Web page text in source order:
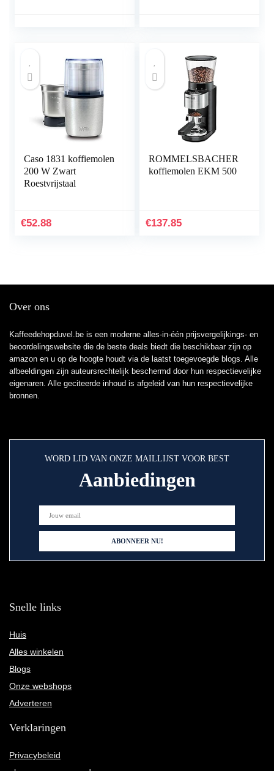
zaden, kruiden,
specerijen
Handleiding
Caso 1831 koffiemolen
200 W Zwart
Roestvrijstaal
€52.88
ROMMELSBACHER
koffiemolen EKM 500
€137.85
Over ons
Kaffeedehopduvel.be is een moderne alles-in-één prijsvergelijkings- en
beoordelingswebsite die de beste deals biedt die beschikbaar zijn op
amazon en u op de hoogte houdt via de laatst toegevoegde blogs. Alle
afbeeldingen zijn auteursrechtelijk beschermd door hun respectievelijke
eigenaren. Alle geciteerde inhoud is afgeleid van hun respectievelijke
bronnen.
WORD LID VAN ONZE MAILLIJST VOOR BEST
Aanbiedingen
Snelle links
Huis
Alles winkelen
Blogs
Onze webshops
Adverteren
Verklaringen
Privacybeleid